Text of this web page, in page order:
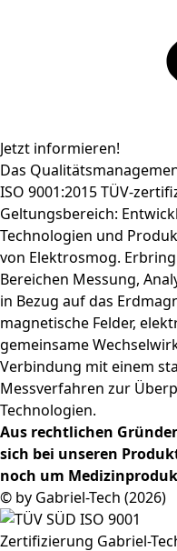
Jetzt informieren!
Das
ISO 9001:2015 TÜV-
Geltungsbereich:
Technologien und
von Elektrosmog.
Bereichen Messung,
in Bezug auf das
magnetische Felder,
gemeinsame
Verbindung mit einem
Messverfahren zur
Technologien.
Aus rechtlichen
sich bei unseren
noch um
© by Gabriel-Tech (2026)